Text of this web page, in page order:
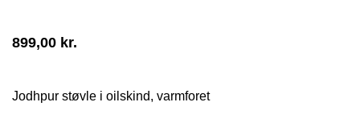
899,00 kr.
Jodhpur støvle i oilskind, varmforet